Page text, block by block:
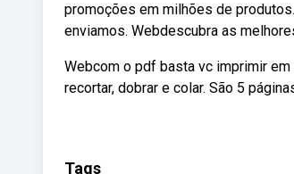
promoções em milhões de
enviamos. Webdescubra as
Webcom o pdf basta vc imprimir
recortar, dobrar e colar. São 5
Tags